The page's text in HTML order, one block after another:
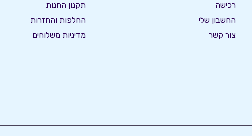
רכישה
החשבון שלי
צור קשר
תקנון החנות
החלפות והחזרות
מדיניות משלוחים